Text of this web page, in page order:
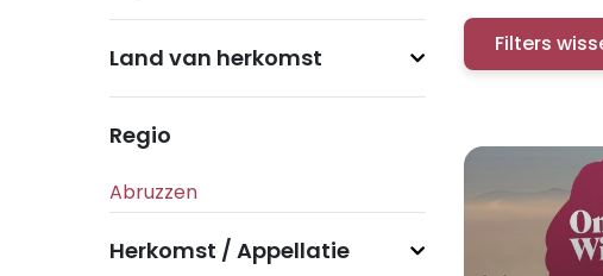
Land van herkomst
Regio
Herkomst / Appellatie
Filters